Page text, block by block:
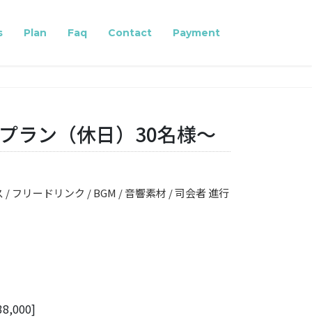
Plan Faq Contact Payment
ラン（休日）30名様〜
/ フリードリンク / BGM / 音響素材 / 司会者 進行